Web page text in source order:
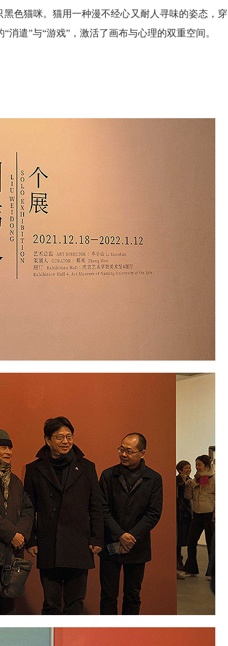
色猫咪。猫用一种漫不经心又耐人寻味的姿态，穿
消遣”与“游戏”，激活了画布与心理的双重空间。